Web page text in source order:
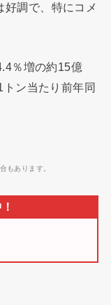
好調で、特にコメ
％増の約15億
ン当たり前年同
もあります。